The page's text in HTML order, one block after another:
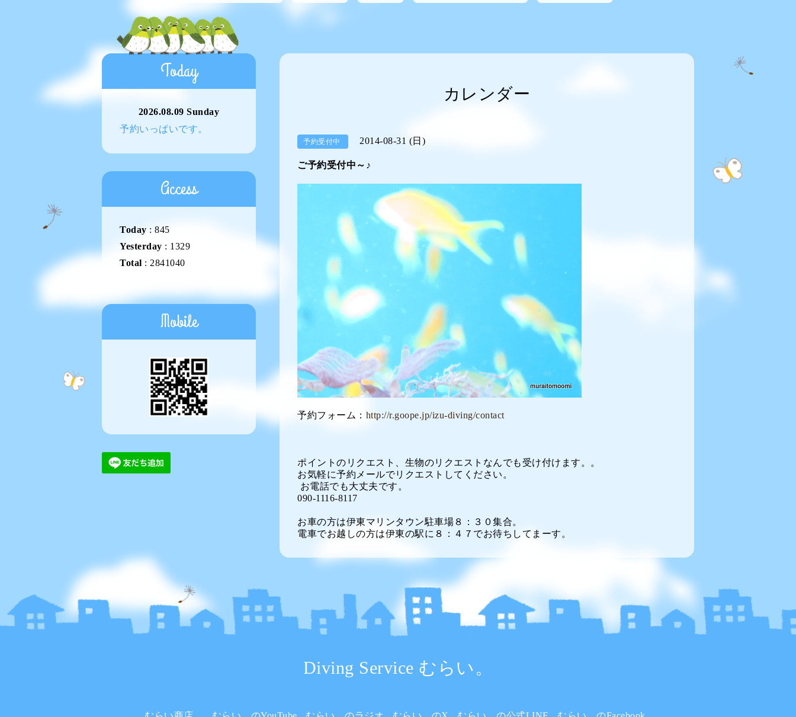
カレンダー
予約受付中 2014-08-31 (日)
ご予約受付中～♪
予約フォーム： http://r.goope.jp/izu-diving/contact
ポイントのリクエスト、生物のリクエストなんでも受け付けます。。
お気軽に予約メールでリクエストしてください。
お電話でも大丈夫です。
090-1116-8117
お車の方は伊東マリンタウン駐車場８：３０集合。
電車でお越しの方は伊東の駅に８：４７でお待ちしてまーす。
Today
2026.08.09 Sunday
予約いっぱいです。
Access
Today : 845
Yesterday : 1329
Total : 2841040
Mobile
Diving Service むらい。